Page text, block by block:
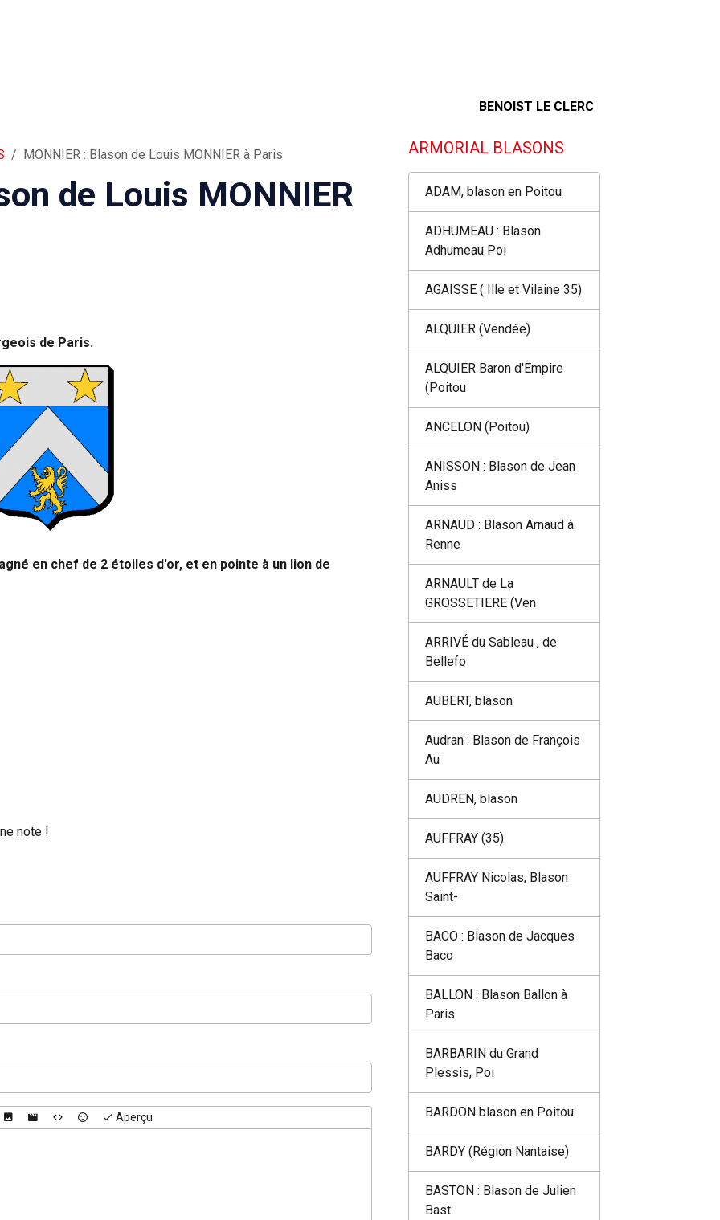
BENOIST LE CLERC
MONNIER : Blason de Louis MONNIER à Paris
de Louis MONNIER
de Paris.
en chef de 2 étoiles d'or, et en pointe à un lion de
note !
Aperçu
ARMORIAL BLASONS
ADAM, blason en Poitou
ADHUMEAU : Blason
Adhumeau Poi
AGAISSE ( Ille et Vilaine 35)
ALQUIER (Vendée)
ALQUIER Baron d'Empire
(Poitou
ANCELON (Poitou)
ANISSON : Blason de Jean
Aniss
ARNAUD : Blason Arnaud à
Renne
ARNAULT de La
GROSSETIERE (Ven
ARRIVÉ du Sableau , de
Bellefo
AUBERT, blason
Audran : Blason de François
Au
AUDREN, blason
AUFFRAY (35)
AUFFRAY Nicolas, Blason
Saint-
BACO : Blason de Jacques
Baco
BALLON : Blason Ballon à
Paris
BARBARIN du Grand
Plessis, Poi
BARDON blason en Poitou
BARDY (Région Nantaise)
BASTON : Blason de Julien
Bast